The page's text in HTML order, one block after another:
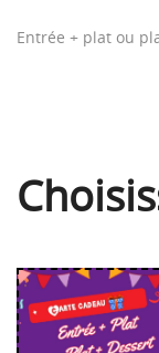
Entrée + plat ou